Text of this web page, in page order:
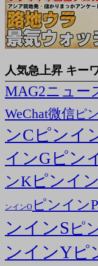
人気急上昇 キー
MAG2ニュー
WeChat微信ピ
ンC ピンイ
インG ピン
ンK ピンイ
ンインO ピンインP
ンインSピ
ンインYピ